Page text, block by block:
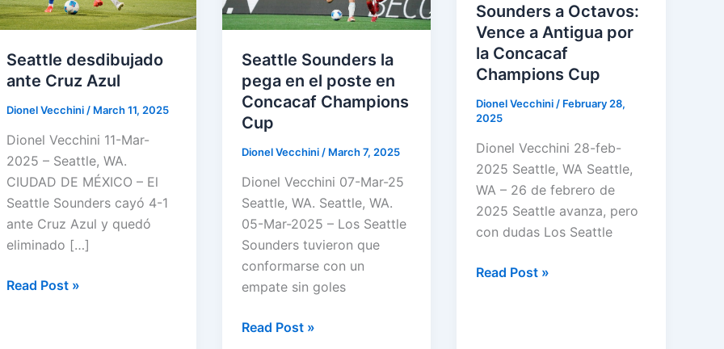
Seattle desdibujado
ante Cruz Azul
Dionel Vecchini / March 11, 2025
Dionel Vecchini 11-Mar-
2025 – Seattle, WA.
CIUDAD DE MÉXICO – El
Seattle Sounders cayó 4-1
ante Cruz Azul y quedó
eliminado […]
Seattle
Read Post »
Seattle Sounders la
pega en el poste en
Concacaf Champions
Cup
Dionel Vecchini / March 7, 2025
Dionel Vecchini 07-Mar-25
Seattle, WA. Seattle, WA.
05-Mar-2025 – Los Seattle
Sounders tuvieron que
conformarse con un
empate sin goles
Seattle
Read Post »
Sounders a Octavos:
Vence a Antigua por
la Concacaf
Champions Cup
Dionel Vecchini / February 28,
2025
Dionel Vecchini 28-feb-
2025 Seattle, WA Seattle,
WA – 26 de febrero de
2025 Seattle avanza, pero
con dudas Los Seattle
Sounders
Read Post »